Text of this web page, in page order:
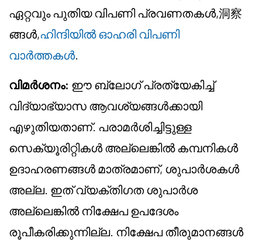
ഏറ്റവും പുതിയ വിപണി പ്രവണതകൾ,洞察
ങ്ങൾ,ഹിന്ദിയിൽ ഓഹരി വിപണി
വാർത്തകൾ.
വിമർശനം: ഈ ബ്ലോഗ് പ്രത്യേകിച്ച്
വിദ്യാഭ്യാസ ആവശ്യങ്ങൾക്കായി
എഴുതിയതാണ്. പരാമർശിച്ചിട്ടുള്ള
സെക്യൂരിറ്റികൾ അല്ലെങ്കിൽ കമ്പനികൾ
ഉദാഹരണങ്ങൾ മാത്രമാണ്, ശുപാർശകൾ
അല്ല. ഇത് വ്യക്തിഗത ശുപാർശ
അല്ലെങ്കിൽ നിക്ഷേപ ഉപദേശം
രൂപീകരിക്കുന്നില്ല. നിക്ഷേപ തീരുമാനങ്ങൾ